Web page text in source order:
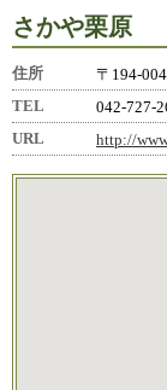
さかや栗原
住所
〒194-
TEL
042-727-
URL
http://